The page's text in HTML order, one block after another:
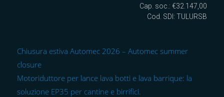
Cap. soc.: €32.147,00
Cod. SDI: TULURSB
Chiusura estiva Automec 2026 – Automec summer
closure
Motoriduttore per lance lava botti e lava barrique: la
soluzione EP35 per cantine e birrifici.